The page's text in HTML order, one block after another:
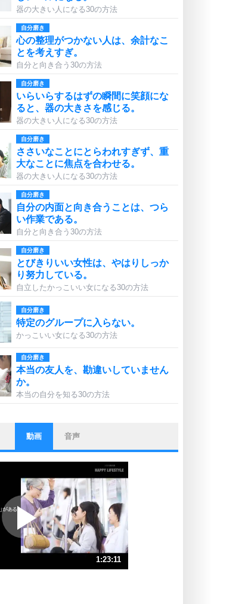
器の大きい人になる30の方法
自分磨き
心の整理がつかない人は、余計なこ
とを考えすぎ。
自分と向き合う30の方法
自分磨き
いらいらするはずの瞬間に笑顔にな
ると、器の大きさを感じる。
器の大きい人になる30の方法
自分磨き
ささいなことにとらわれすぎず、重
大なことに焦点を合わせる。
器の大きい人になる30の方法
自分磨き
自分の内面と向き合うことは、つら
い作業である。
自分と向き合う30の方法
自分磨き
とびきりいい女性は、やはりしっか
り努力している。
自立したかっこいい女になる30の方法
自分磨き
特定のグループに入らない。
かっこいい女になる30の方法
自分磨き
本当の友人を、勘違いしていません
か。
本当の自分を知る30の方法
ストレス対策
他人と比べない。
いっそのこと、他人を見ない。
プラス思考
ポジティブになれない原因は、行動
しないから。
ポジティブ思考になる30の方法
ストレス対策
動画 音声
1:23:11